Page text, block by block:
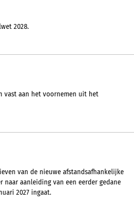
2028.
vast aan het voornemen uit het
van de nieuwe afstandsafhankelijke
naar aanleiding van een eerder gedane
2027 ingaat.